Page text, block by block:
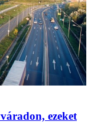
ezeket